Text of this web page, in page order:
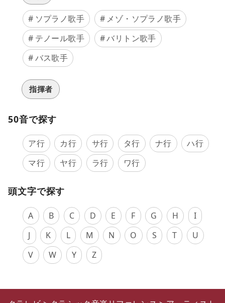
ソプラノ歌手
メゾ・ソプラノ歌手
テノール歌手
バリトン歌手
バス歌手
指揮者
50音で探す
ア行 カ行 サ行 タ行 ナ行
ハ行
マ行
ヤ行 ラ行 ワ行
頭文字で探す
A B C D E F G H
I
J
K L M N O S T
U
V
W Y Z